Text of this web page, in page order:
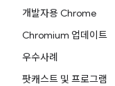
개발자용 Chrome
Chromium 업데이트
우수사례
팟캐스트 및 프로그램